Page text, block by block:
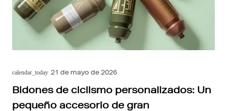
calendar_today 21 de mayo de 2026
Bidones de ciclismo personalizados: Un
pequeño accesorio de gran